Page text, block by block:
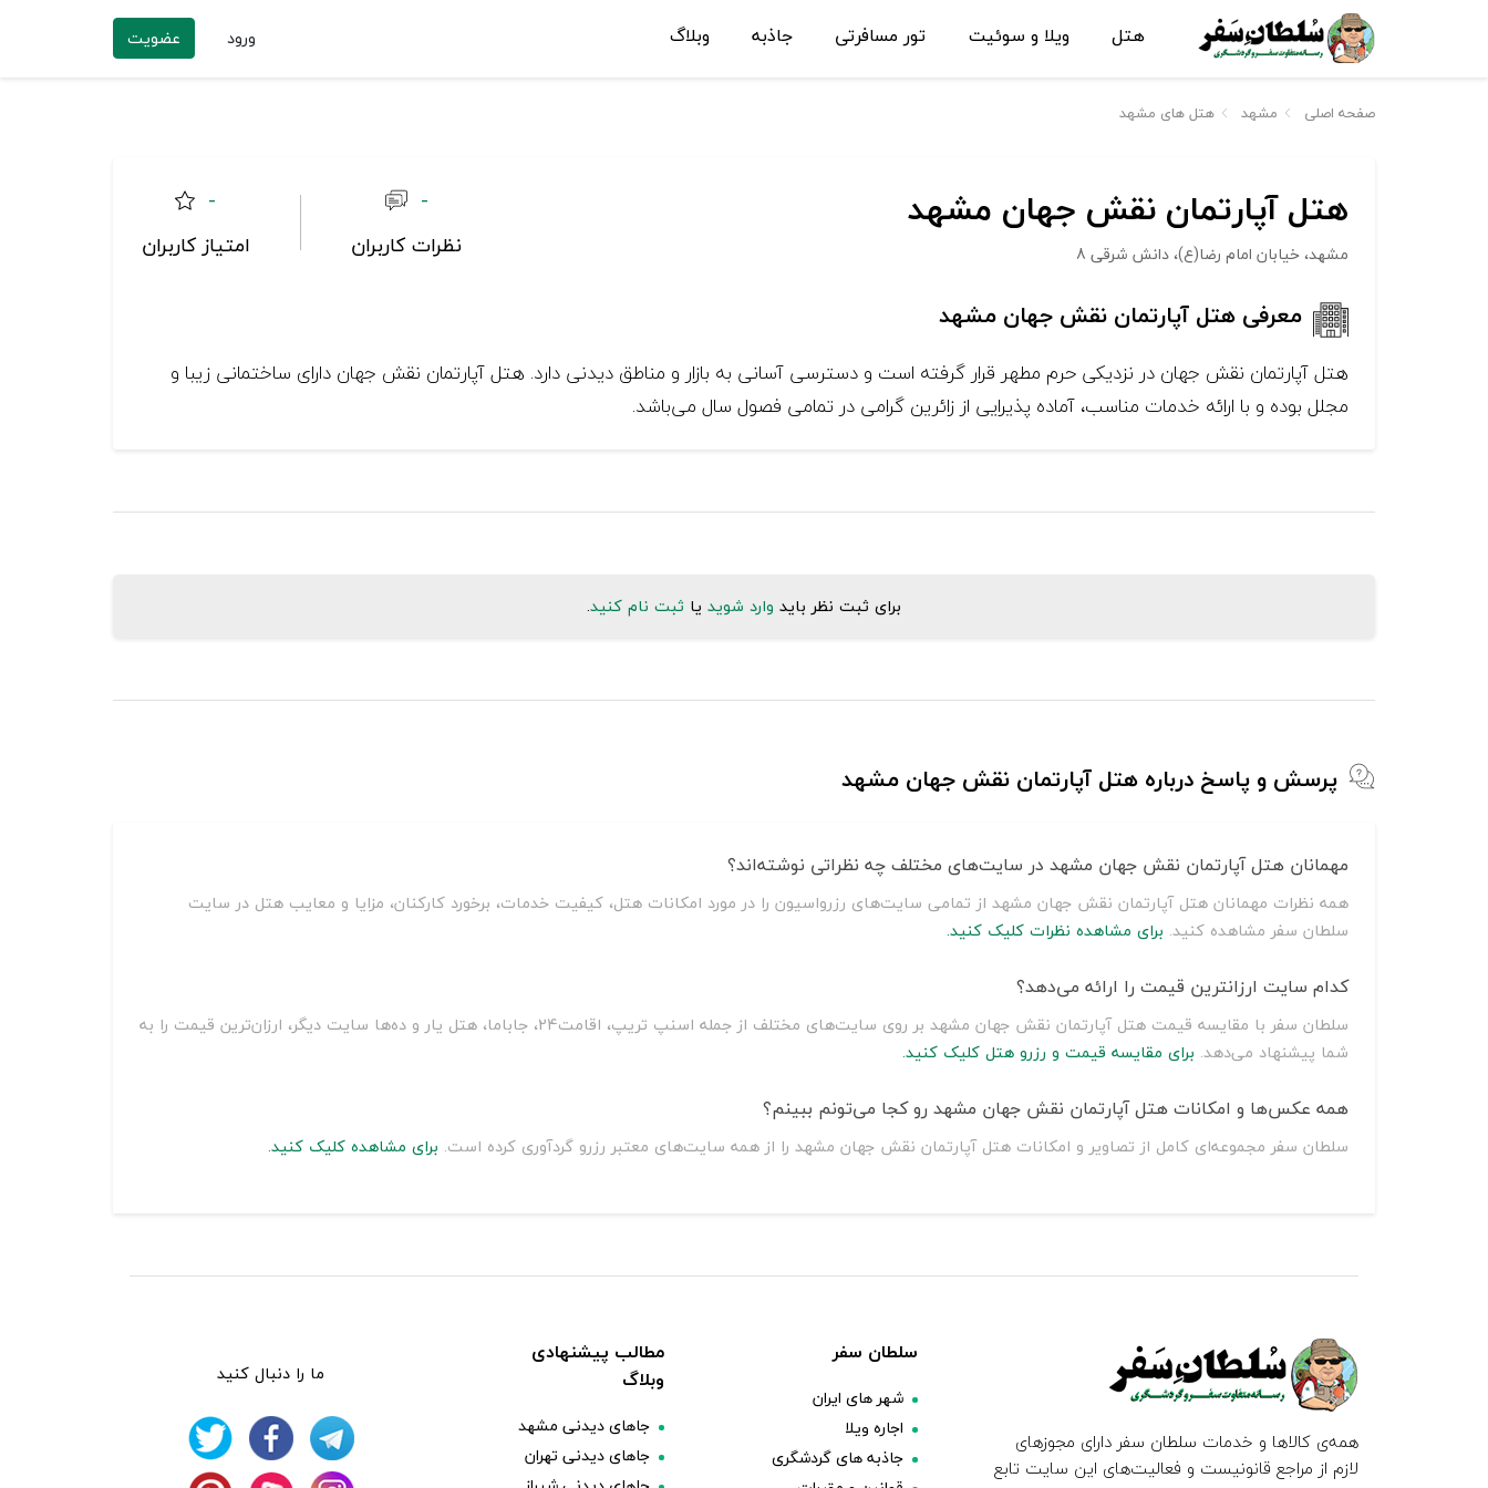
هتل ویلا و سوئیت تور مسافرتی جاذبه وبلاگ ورود عضویت
صفحه اصلی مشهد هتل های مشهد
هتل آپارتمان نقش جهان مشهد
مشهد، خیابان امام رضا(ع)، دانش شرقی 8
-
امتیاز کاربران
-
نظرات کاربران
معرفی هتل آپارتمان نقش جهان مشهد
هتل آپارتمان نقش جهان در نزدیکی حرم مطهر قرار گرفته است و دسترسی آسانی به بازار و مناطق دیدنی دارد. هتل آپارتمان نقش جهان دارای ساختمانی زیبا و
مجلل بوده و با ارائه خدمات مناسب، آماده پذیرایی از زائرین گرامی در تمامی فصول سال می‌باشد.
برای ثبت نظر باید وارد شوید یا ثبت نام کنید.
پرسش و پاسخ درباره هتل آپارتمان نقش جهان مشهد
مهمانان هتل آپارتمان نقش جهان مشهد در سایت‌های مختلف چه نظراتی نوشته‌اند؟
همه نظرات مهمانان هتل آپارتمان نقش جهان مشهد از تمامی سایت‌های رزرواسیون را در مورد امکانات هتل، کیفیت خدمات، برخورد کارکنان، مزایا و معایب هتل در سایت
سلطان سفر مشاهده کنید. برای مشاهده نظرات کلیک کنید.
کدام سایت ارزانترین قیمت را ارائه می‌دهد؟
سلطان سفر با مقایسه قیمت هتل آپارتمان نقش جهان مشهد بر روی سایت‌های مختلف از جمله اسنپ تریپ، اقامت24، جاباما، هتل یار و ده‌ها سایت دیگر، ارزان‌ترین قیمت را به
شما پیشنهاد می‌دهد. برای مقایسه قیمت و رزرو هتل کلیک کنید.
همه عکس‌ها و امکانات هتل آپارتمان نقش جهان مشهد رو کجا می‌تونم ببینم؟
سلطان سفر مجموعه‌ای کامل از تصاویر و امکانات هتل آپارتمان نقش جهان مشهد را از همه سایت‌های معتبر رزرو گردآوری کرده است. برای مشاهده کلیک کنید.
همه‌ی کالاها و خدمات سلطان سفر دارای مجوزهای
لازم از مراجع قانونیست و فعالیت‌های این سایت تابع
سلطان سفر
شهر های ایران
اجاره ویلا
جاذبه های گردشگری
مطالب پیشنهادی
وبلاگ
جاهای دیدنی مشهد
جاهای دیدنی تهران
ما را دنبال کنید